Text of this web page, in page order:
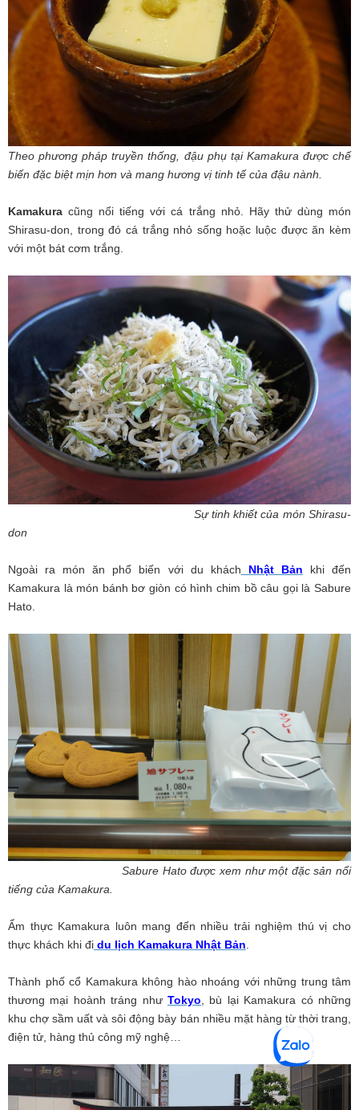
Theo phương pháp truyền thống, đậu phụ tại Kamakura được chế
biến đặc biệt mịn hơn và mang hương vị tinh tế của đậu nành.
Kamakura cũng nổi tiếng với cá trắng nhỏ. Hãy thử dùng món
Shirasu-don, trong đó cá trắng nhỏ sống hoặc luộc được ăn kèm
với một bát cơm trắng.
Sự tinh khiết của món Shirasu-
don
Ngoài ra món ăn phổ biến với du khách Nhật Bản khi đến
Kamakura là món bánh bơ giòn có hình chim bồ câu gọi là Sabure
Hato.
Sabure Hato được xem như một đặc sản nổi
tiếng của Kamakura.
Ẩm thực Kamakura luôn mang đến nhiều trải nghiệm thú vị cho
thực khách khi đi du lịch Kamakura Nhật Bản
Thành phố cổ Kamakura không hào nhoáng với những trung tâm
thương mại hoành tráng như Tokyo , bù lại Kamakura có những
khu chợ sầm uất và sôi động bày bán nhiều mặt hàng từ thời trang,
điện tử, hàng thủ công mỹ nghệ…